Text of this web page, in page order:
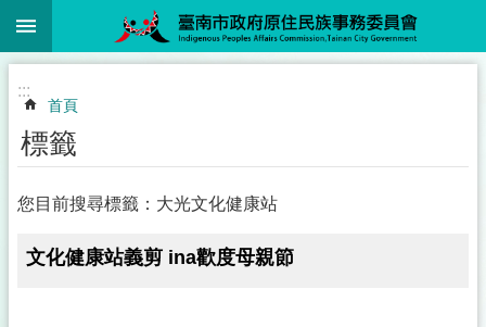
跳到主要內容區塊
:::
首頁
標籤
您目前搜尋標籤：大光文化健康站
文化健康站義剪 ina歡度母親節